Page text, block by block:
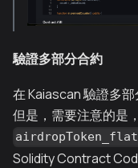
驗證多部分合約
在 Kaiascan 驗證多
但是，需要注意的是
Solidity Contract